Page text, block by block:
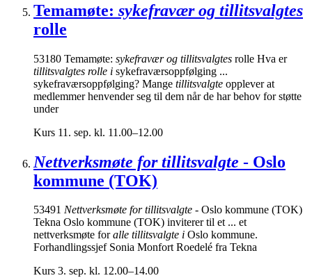
Temamøte: sykefravær og tillitsvalgtes
rolle
53180 Temamøte: sykefravær og tillitsvalgtes rolle Hva er
tillitsvalgtes rolle i sykefraværsoppfølging ...
sykefraværsoppfølging? Mange tillitsvalgte opplever at
medlemmer henvender seg til dem når de har behov for støtte
under
Kurs 11. sep. kl. 11.00–12.00
Nettverksmøte for tillitsvalgte - Oslo
kommune (TOK)
53491 Nettverksmøte for tillitsvalgte - Oslo kommune (TOK)
Tekna Oslo kommune (TOK) inviterer til et ... et
nettverksmøte foralle tillitsvalgte i Oslo kommune.
Forhandlingssjef Sonia Monfort Roedelé fra Tekna
Kurs 3. sep. kl. 12.00–14.00